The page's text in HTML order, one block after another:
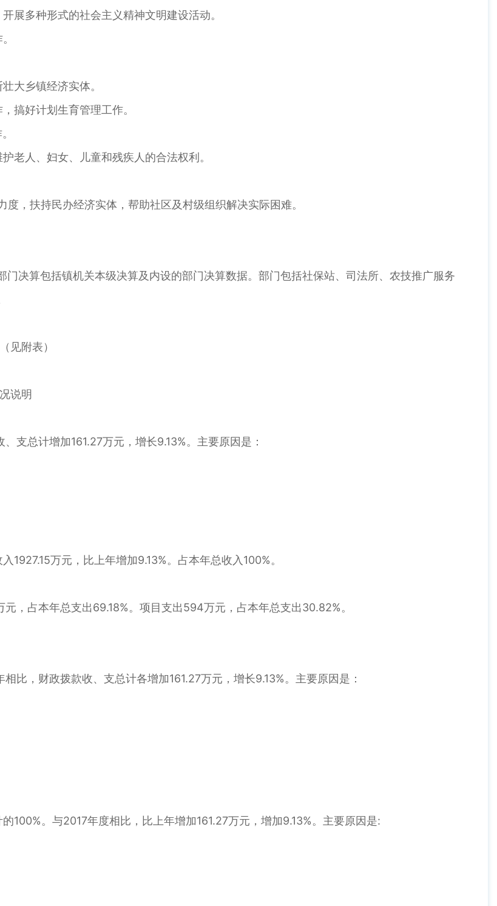
展多种形式的社会主义精神文明建设活动。
大乡镇经济实体。
搞好计划生育管理工作。
老人、妇女、儿童和残疾人的合法权利。
，扶持民办经济实体，帮助社区及村级组织解决实际困难。
决算包括镇机关本级决算及内设的部门决算数据。部门包括社保站、司法所、农技推广服务
见附表）
说明
支总计增加161.27万元，增长9.13%。主要原因是：
1927.15万元，比上年增加9.13%。占本年总收入100%。
，占本年总支出69.18%。项目支出594万元，占本年总支出30.82%。
比，财政拨款收、支总计各增加161.27万元，增长9.13%。主要原因是：
100%。与2017年度相比，比上年增加161.27万元，增加9.13%。主要原因是: